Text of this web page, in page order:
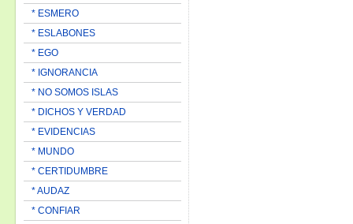
* ESMERO
* ESLABONES
* EGO
* IGNORANCIA
* NO SOMOS ISLAS
* DICHOS Y VERDAD
* EVIDENCIAS
* MUNDO
* CERTIDUMBRE
* AUDAZ
* CONFIAR